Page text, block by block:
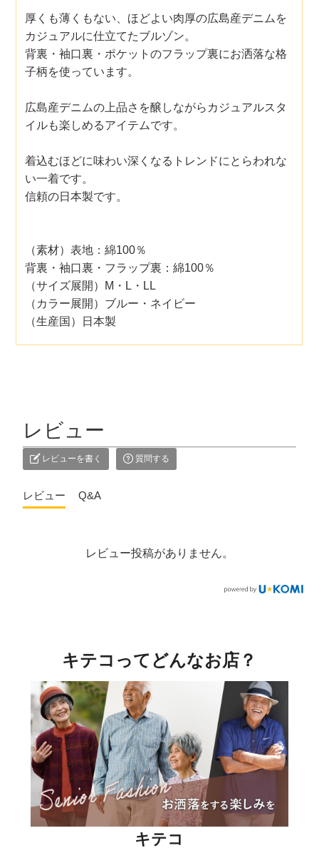
厚くも薄くもない、ほどよい肉厚の広島産デニムを
カジュアルに仕立てたブルゾン。
背裏・袖口裏・ポケットのフラップ裏にお洒落な格
子柄を使っています。
広島産デニムの上品さを醸しながらカジュアルスタ
イルも楽しめるアイテムです。
着込むほどに味わい深くなるトレンドにとらわれな
い一着です。
信頼の日本製です。
（素材）表地：綿100％
背裏・袖口裏・フラップ裏：綿100％
（サイズ展開）M・L・LL
（カラー展開）ブルー・ネイビー
（生産国）日本製
レビュー
レビューを書く 質問する
レビュー Q&A
レビュー投稿がありません。
キテコってどんなお店？
キテコ